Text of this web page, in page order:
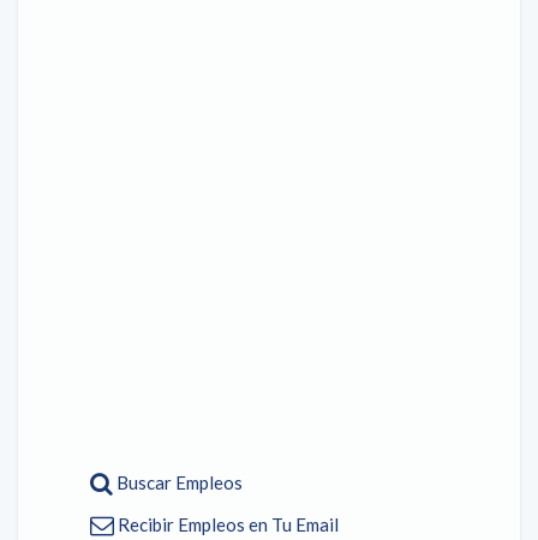
Buscar Empleos
Recibir Empleos en Tu Email